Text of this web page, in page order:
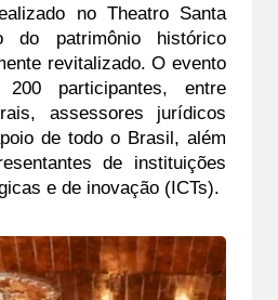
no Theatro Santa
patrimônio histórico
revitalizado. O evento
participantes, entre
assessores jurídicos
de todo o Brasil, além
de instituições
e de inovação (ICTs).